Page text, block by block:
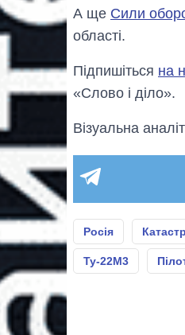
А ще Сили
області.
Підпишіться на
«Слово і діло».
Візуальна
Росія
Ту-22М3